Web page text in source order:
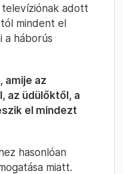
televíziónak adott
mindent el
a háborús
amije az
az üdülőktől, a
el mindezt
hasonlóan
miatt.